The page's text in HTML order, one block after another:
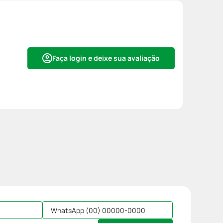
Faça login e deixe sua avaliação